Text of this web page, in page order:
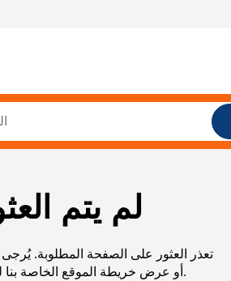
لم يتم
تعذر العثور على الصفحة المطلوبة.
URL، أو عرض خريطة الموقع الخاصة بنا لمساعدتك في العثور على ما تريد.